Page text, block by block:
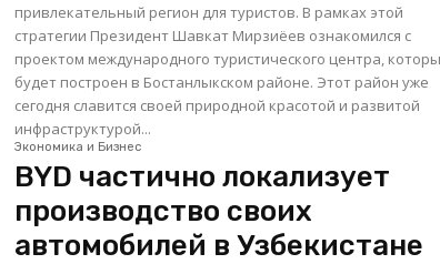
привлекательный регион для туристов. В рамках этой
стратегии Президент Шавкат Мирзиёев ознакомился с
проектом международного туристического центра,
будет построен в Бостанлыкском районе. Этот район уже
сегодня славится своей природной красотой и развитой
инфраструктурой...
Экономика и Бизнес
BYD частично локализует
производство своих
автомобилей в Узбекистане